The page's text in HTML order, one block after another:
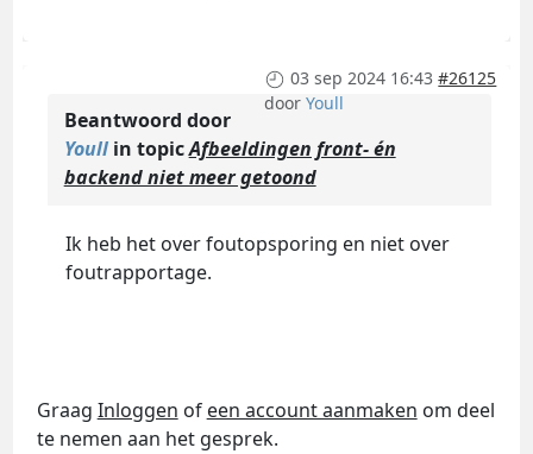
03 sep 2024 16:43 #26125
doorYoull
Beantwoord door
Youllin topicAfbeeldingen front- én
backend niet meer getoond
Ik heb het over foutopsporing en niet over
foutrapportage.
Graag Inloggen of een account aanmaken om deel
te nemen aan het gesprek.